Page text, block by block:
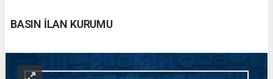
BASIN İLAN KURUMU